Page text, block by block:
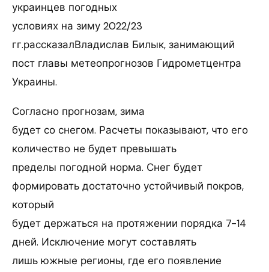
украинцев погодных
условиях на зиму 2022/23
гг.рассказалВладислав Билык, занимающий
пост главы метеопрогнозов Гидрометцентра
Украины.
Согласно прогнозам, зима
будет со снегом. Расчеты показывают, что его
количество не будет превышать
пределы погодной норма. Снег будет
формировать достаточно устойчивый покров,
который
будет держаться на протяжении порядка 7-14
дней. Исключение могут составлять
лишь южные регионы, где его появление